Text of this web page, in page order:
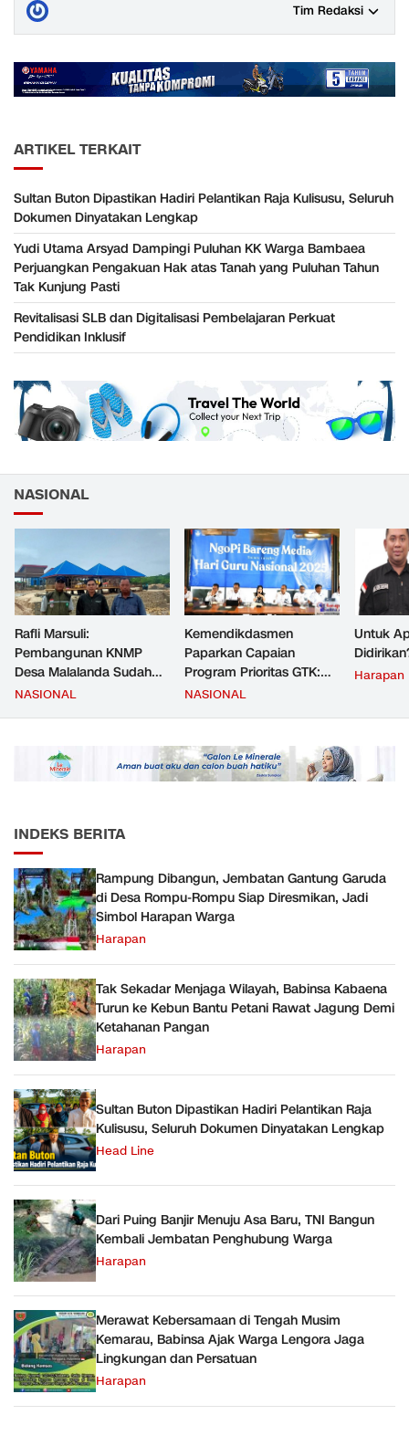
Tim Redaksi
ARTIKEL TERKAIT
Sultan Buton Dipastikan Hadiri Pelantikan Raja Kulisusu, Seluruh
Dokumen Dinyatakan Lengkap
Yudi Utama Arsyad Dampingi Puluhan KK Warga Bambaea
Perjuangkan Pengakuan Hak atas Tanah yang Puluhan Tahun
Tak Kunjung Pasti
Revitalisasi SLB dan Digitalisasi Pembelajaran Perkuat
Pendidikan Inklusif
NASIONAL
Rafli Marsuli:
Pembangunan KNMP
Desa Malalanda Sudah
Mencapai 69 Persen dan
JMD dan JMF
NASIONAL
Kemendikdasmen
Paparkan Capaian
Program Prioritas GTK:
Kompetensi Meningkat,
NASIONAL
Untuk
Harapan
INDEKS BERITA
Rampung Dibangun, Jembatan Gantung Garuda
di Desa Rompu-Rompu Siap Diresmikan, Jadi
Simbol Harapan Warga
Harapan
Tak Sekadar Menjaga Wilayah, Babinsa Kabaena
Turun ke Kebun Bantu Petani Rawat Jagung Demi
Ketahanan Pangan
Harapan
Sultan Buton Dipastikan Hadiri Pelantikan Raja
Kulisusu, Seluruh Dokumen Dinyatakan Lengkap
Head Line
Dari Puing Banjir Menuju Asa Baru, TNI Bangun
Kembali Jembatan Penghubung Warga
Harapan
Merawat Kebersamaan di Tengah Musim
Kemarau, Babinsa Ajak Warga Lengora Jaga
Lingkungan dan Persatuan
Harapan